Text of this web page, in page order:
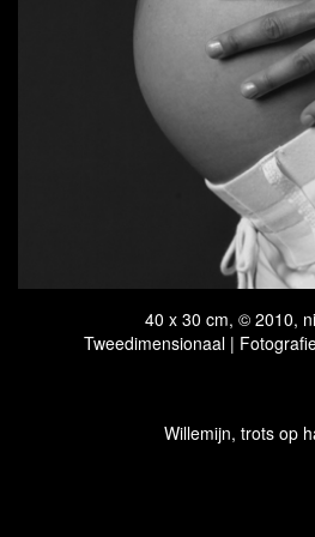
40 x 30 cm, © 2010,
Tweedimensionaal |
Willemijn, trots op